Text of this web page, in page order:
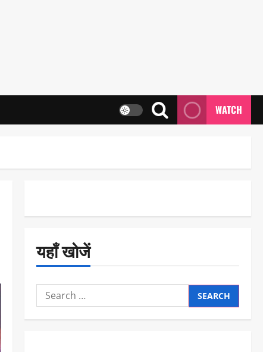
WATCH
यहाँ खोजें
Search
for: